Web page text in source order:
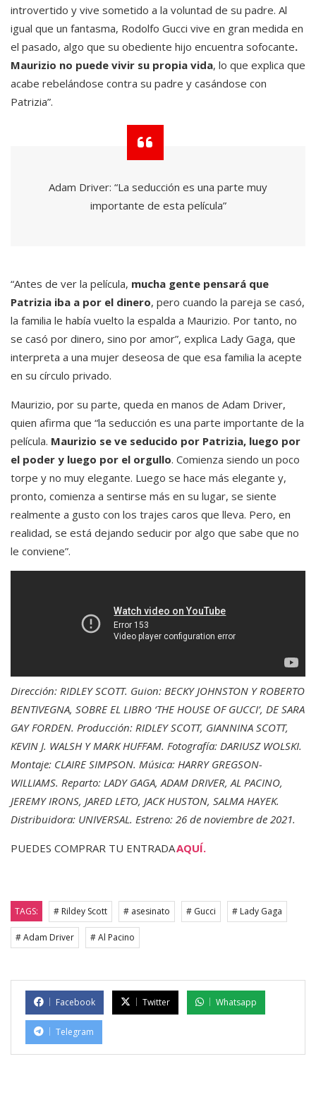
introvertido y vive sometido a la voluntad de su padre. Al
igual que un fantasma, Rodolfo Gucci vive en gran medida en
el pasado, algo que su obediente hijo encuentra sofocante.
Maurizio no puede vivir su propia vida, lo que explica que
acabe rebelándose contra su padre y casándose con
Patrizia”.
Adam Driver: “La seducción es una parte muy
importante de esta película”
“Antes de ver la película, mucha gente pensará que
Patrizia iba a por el dinero, pero cuando la pareja se casó,
la familia le había vuelto la espalda a Maurizio. Por tanto, no
se casó por dinero, sino por amor”, explica Lady Gaga, que
interpreta a una mujer deseosa de que esa familia la acepte
en su círculo privado.
Maurizio, por su parte, queda en manos de Adam Driver,
quien afirma que “la seducción es una parte importante de la
película. Maurizio se ve seducido por Patrizia, luego por
el poder y luego por el orgullo. Comienza siendo un poco
torpe y no muy elegante. Luego se hace más elegante y,
pronto, comienza a sentirse más en su lugar, se siente
realmente a gusto con los trajes caros que lleva. Pero, en
realidad, se está dejando seducir por algo que sabe que no
le conviene”.
Dirección: RIDLEY SCOTT. Guion: BECKY JOHNSTON Y ROBERTO
BENTIVEGNA, SOBRE EL LIBRO ‘THE HOUSE OF GUCCI’, DE SARA
GAY FORDEN. Producción: RIDLEY SCOTT, GIANNINA SCOTT,
KEVIN J. WALSH Y MARK HUFFAM. Fotografía: DARIUSZ WOLSKI.
Montaje: CLAIRE SIMPSON. Música: HARRY GREGSON-
WILLIAMS. Reparto: LADY GAGA, ADAM DRIVER, AL PACINO,
JEREMY IRONS, JARED LETO, JACK HUSTON, SALMA HAYEK.
Distribuidora: UNIVERSAL. Estreno: 26 de noviembre de 2021.
PUEDES COMPRAR TU ENTRADAAQUÍ.
TAGS: # Rildey Scott # asesinato # Gucci # Lady Gaga
# Adam Driver # Al Pacino
Facebook Twitter Whatsapp
Telegram